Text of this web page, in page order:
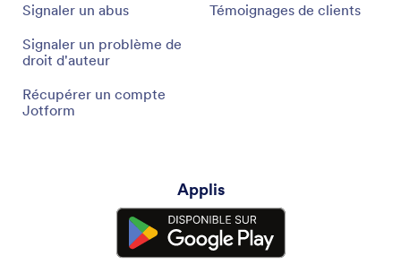
Signaler un abus
Signaler un problème de
droit d'auteur
Récupérer un compte
Jotform
Témoignages de clients
Applis